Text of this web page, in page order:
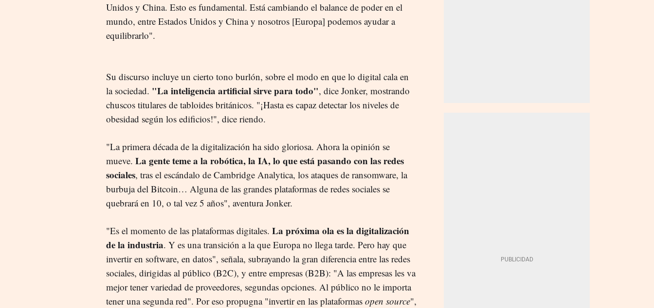
Unidos y China. Esto es fundamental. Está cambiando el balance de poder en el
mundo, entre Estados Unidos y China y nosotros [Europa] podemos ayudar a
equilibrarlo".
Su discurso incluye un cierto tono burlón, sobre el modo en que lo digital cala en
la sociedad. "La inteligencia artificial sirve para todo", dice Jonker, mostrando
chuscos titulares de tabloides británicos. "¡Hasta es capaz detectar los niveles de
obesidad según los edificios!", dice riendo.
"La primera década de la digitalización ha sido gloriosa. Ahora la opinión se
mueve. La gente teme a la robótica, la IA, lo que está pasando con las redes
sociales, tras el escándalo de Cambridge Analytica, los ataques de ransomware, la
burbuja del Bitcoin… Alguna de las grandes plataformas de redes sociales se
quebrará en 10, o tal vez 5 años", aventura Jonker.
"Es el momento de las plataformas digitales. La próxima ola es la digitalización
de la industria. Y es una transición a la que Europa no llega tarde. Pero hay que
invertir en software, en datos", señala, subrayando la gran diferencia entre las redes
sociales, dirigidas al público (B2C), y entre empresas (B2B): "A las empresas les va
mejor tener variedad de proveedores, segundas opciones. Al público no le importa
tener una segunda red". Por eso propugna "invertir en las plataformas open source",